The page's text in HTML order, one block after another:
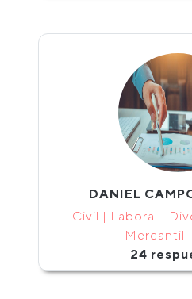
DANIEL
Civil | Laboral |
Mercantil |
24